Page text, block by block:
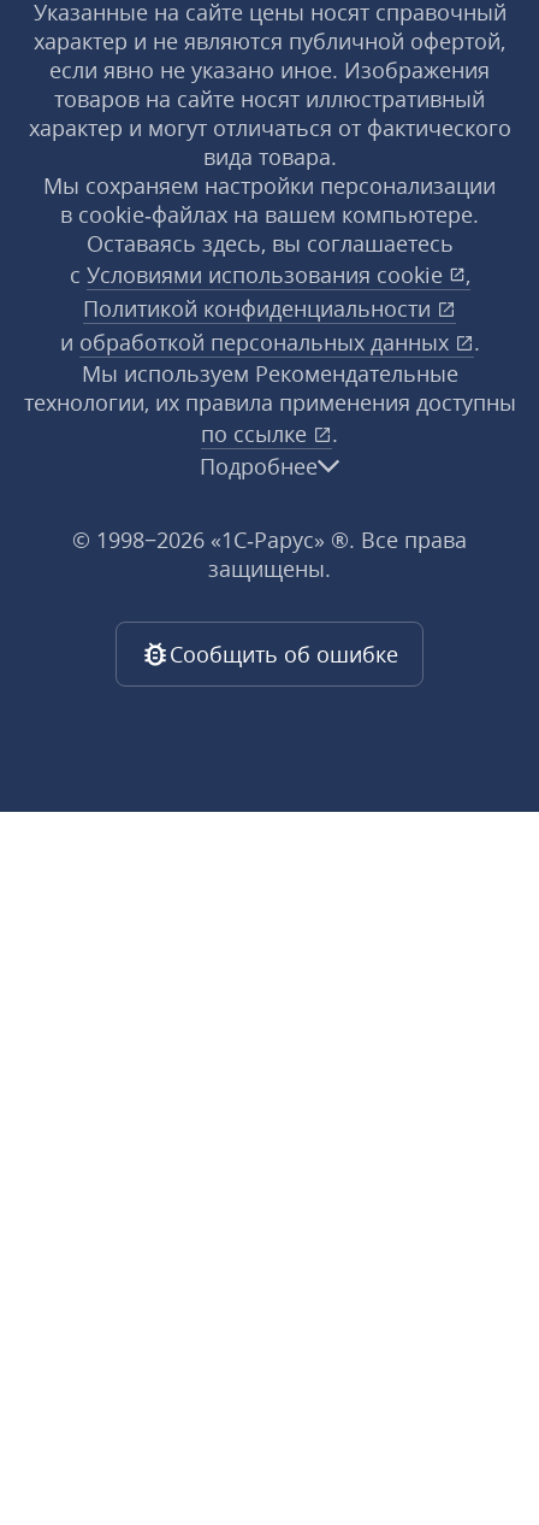
Указанные на сайте цены носят справочный
характер и не являются публичной офертой,
если явно не указано иное. Изображения
товаров на сайте носят иллюстративный
характер и могут отличаться от фактического
вида товара.
Мы сохраняем настройки персонализации
в cookie‑файлах на вашем компьютере.
Оставаясь здесь, вы соглашаетесь
с Условиями использования cookie
,
Политикой конфиденциальности
и обработкой персональных данных
.
Мы используем Рекомендательные
технологии, их правила применения доступны
по ссылке
.
Подробнее
© 1998−2026 «1С‑Рарус» ®. Все права
защищены.
Сообщить об ошибке